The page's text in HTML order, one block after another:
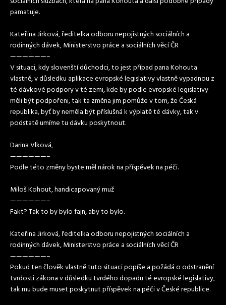
pamatuje.
Kateřina Jirková, ředitelka odboru nepojistných sociálních a
rodinných dávek, Ministerstvo práce a sociálních věcí ČR
——————–
V situaci, kdy slovenští důchodci, to jest případ pana Kohouta
vlastně, v důsledku aplikace evropské legislativy vlastně vypadnou z
té dávkové podpory v té zemi, kde by podle evropské legislativy
měli být podpořeni, tak ta změna jim pomůže v tom, že Česká
republika, byť by neměla být příslušná k výplatě té dávky, tak v
podstatě umíme tu dávku poskytnout.
Darina Vlková,
——————–
Podle této změny byste měl nárok na příspěvek na péči.
Miloš Kohout, handicapovaný muž
——————–
Fakt? Tak to by bylo fajn, aby to bylo.
Kateřina Jirková, ředitelka odboru nepojistných sociálních a
rodinných dávek, Ministerstvo práce a sociálních věcí ČR
——————–
Pokud ten člověk vlastně tuto situaci popíše a požádá o odstranění
tvrdosti zákona v důsledku tvrdého dopadu té evropské legislativy,
tak mu bude muset poskytnut příspěvek na péči v České republice.